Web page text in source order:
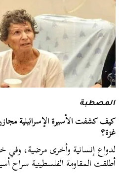
المصطبة
كيف كشفت الأسيرة الإسرائيلية
غزة؟
لدواع إنسانية وأخرى مرضية،
أطلقت المقاومة الفلسطينية سراح